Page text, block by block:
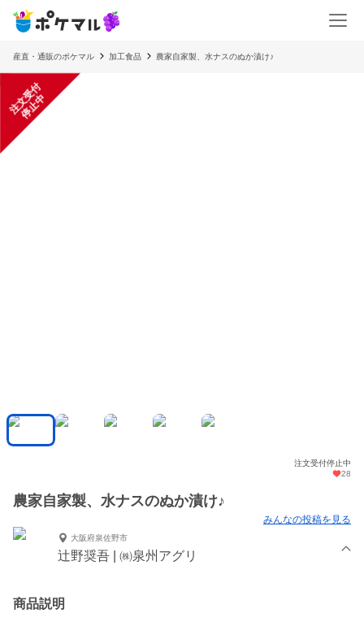
産直・通販のポケマル 加工食品 農家自家製、水ナスのぬか漬け♪
注
文
受
付
停
止
中
注文受付停止中
28
農家自家製、水ナスのぬか漬け♪
みんなの投稿を見る
大阪府泉佐野市
辻野奨吾 | ㈱泉州アグリ
商品説明